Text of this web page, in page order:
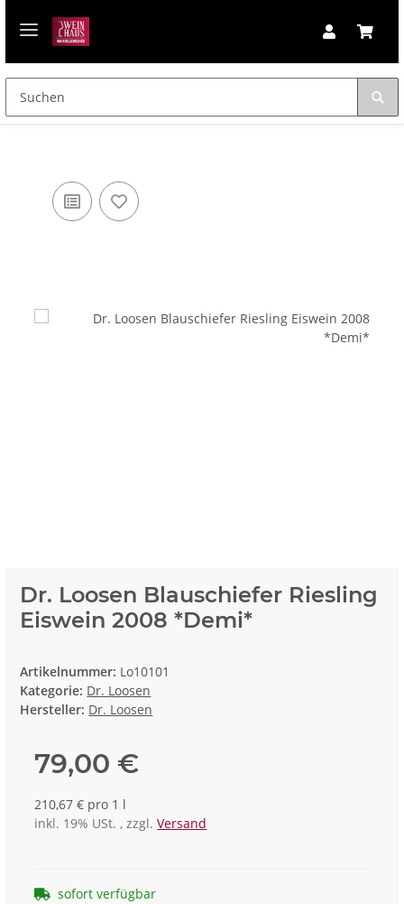
Dr. Loosen Blauschiefer Riesling
Eiswein 2008 *Demi*
Artikelnummer: Lo10101
Kategorie: Dr. Loosen
Hersteller: Dr. Loosen
79,00 €
210,67 € pro 1 l
inkl. 19% USt. , zzgl.Versand
sofort verfügbar